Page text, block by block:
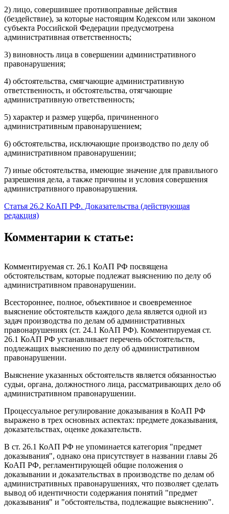
2) лицо, совершившее противоправные действия
(бездействие), за которые настоящим Кодексом или законом
субъекта Российской Федерации предусмотрена
административная ответственность;
3) виновность лица в совершении административного
правонарушения;
4) обстоятельства, смягчающие административную
ответственность, и обстоятельства, отягчающие
административную ответственность;
5) характер и размер ущерба, причиненного
административным правонарушением;
6) обстоятельства, исключающие производство по делу об
административном правонарушении;
7) иные обстоятельства, имеющие значение для правильного
разрешения дела, а также причины и условия совершения
административного правонарушения.
Статья 26.2 КоАП РФ. Доказательства (действующая
редакция)
Комментарии к статье:
Комментируемая ст. 26.1 КоАП РФ посвящена
обстоятельствам, которые подлежат выяснению по делу об
административном правонарушении.
Всестороннее, полное, объективное и своевременное
выяснение обстоятельств каждого дела является одной из
задач производства по делам об административных
правонарушениях (ст. 24.1 КоАП РФ). Комментируемая ст.
26.1 КоАП РФ устанавливает перечень обстоятельств,
подлежащих выяснению по делу об административном
правонарушении.
Выяснение указанных обстоятельств является обязанностью
судьи, органа, должностного лица, рассматривающих дело об
административном правонарушении.
Процессуальное регулирование доказывания в КоАП РФ
выражено в трех основных аспектах: предмете доказывания,
доказательствах, оценке доказательств.
В ст. 26.1 КоАП РФ не упоминается категория "предмет
доказывания", однако она присутствует в названии главы 26
КоАП РФ, регламентирующей общие положения о
доказывании и доказательствах в производстве по делам об
административных правонарушениях, что позволяет сделать
вывод об идентичности содержания понятий "предмет
доказывания" и "обстоятельства, подлежащие выяснению".